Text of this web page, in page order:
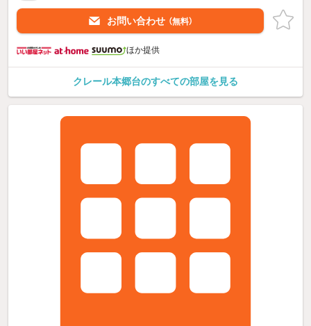
お問い合わせ （無料）
ほか提供
クレール本郷台のすべての部屋を見る